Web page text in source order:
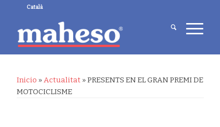
Català
Inicio » Actualitat» PRESENTS EN EL GRAN PREMI DE
MOTOCICLISME